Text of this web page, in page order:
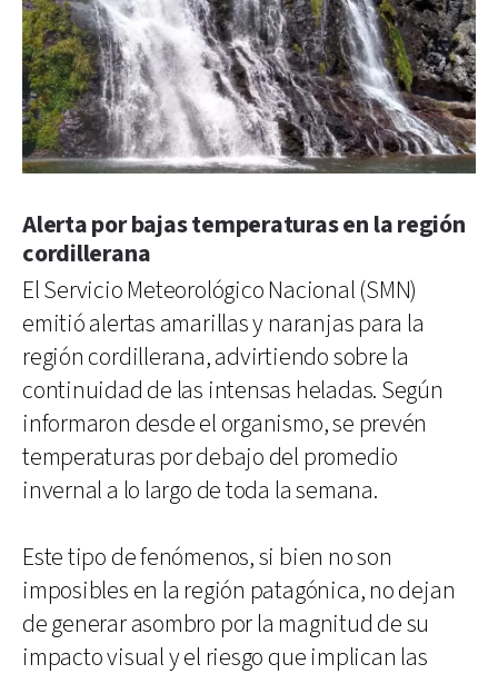
Alerta por bajas temperaturas en la región
cordillerana
El Servicio Meteorológico Nacional (SMN)
emitió alertas amarillas y naranjas para la
región cordillerana, advirtiendo sobre la
continuidad de las intensas heladas. Según
informaron desde el organismo, se prevén
temperaturas por debajo del promedio
invernal a lo largo de toda la semana.
Este tipo de fenómenos, si bien no son
imposibles en la región patagónica, no dejan
de generar asombro por la magnitud de su
impacto visual y el riesgo que implican las